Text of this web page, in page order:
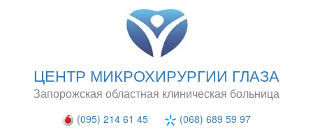
ЦЕНТР МИКРОХИРУРГИИ ГЛАЗА
Запорожская областная клиническая больница
(095) 214 61 45 (068) 689 59 97